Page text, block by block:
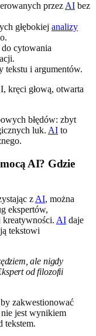
przez AI bez
głębokiej analizy
cytowania
tekstu i argumentów.
błędów: zbyt
luk. AI to
AI? Gdzie
zAI, można
ekspertów,
AI daje
tekstowi
ale nigdy
od filozofii
zakwestionować
nie jest wynikiem
tekstem.